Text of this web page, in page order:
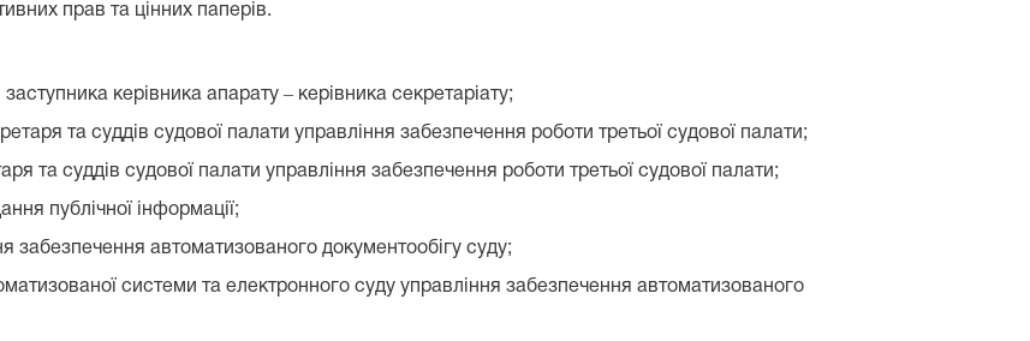
прав та цінних паперів.
керівника апарату ‒ керівника секретаріату;
та суддів судової палати управління забезпечення роботи третьої судової палати;
та суддів судової палати управління забезпечення роботи третьої судової палати;
публічної інформації;
забезпечення автоматизованого документообігу суду;
системи та електронного суду управління забезпечення автоматизованого